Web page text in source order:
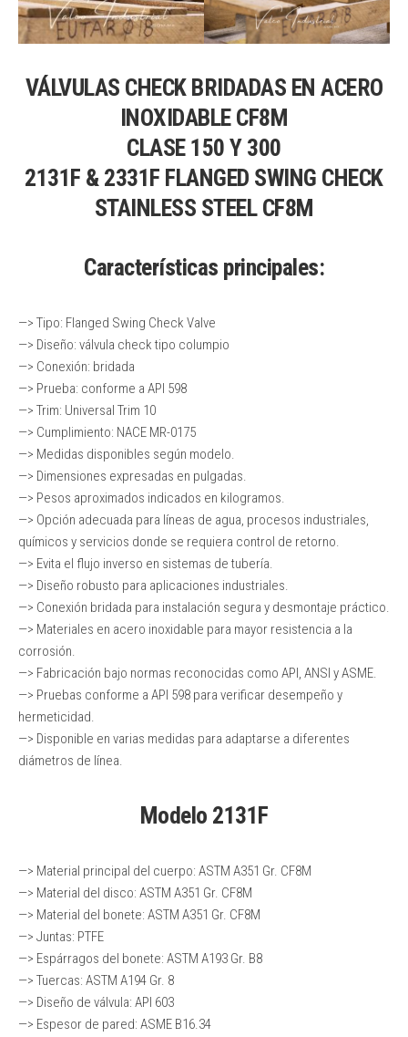
VÁLVULAS CHECK BRIDADAS EN ACERO
INOXIDABLE CF8M
CLASE 150 Y 300
2131F & 2331F FLANGED SWING CHECK
STAINLESS STEEL CF8M
Características principales:
—> Tipo: Flanged Swing Check Valve
—> Diseño: válvula check tipo columpio
—> Conexión: bridada
—> Prueba: conforme a API 598
—> Trim: Universal Trim 10
—> Cumplimiento: NACE MR-0175
—> Medidas disponibles según modelo.
—> Dimensiones expresadas en pulgadas.
—> Pesos aproximados indicados en kilogramos.
—> Opción adecuada para líneas de agua, procesos industriales,
químicos y servicios donde se requiera control de retorno.
—> Evita el flujo inverso en sistemas de tubería.
—> Diseño robusto para aplicaciones industriales.
—> Conexión bridada para instalación segura y desmontaje práctico.
—> Materiales en acero inoxidable para mayor resistencia a la
corrosión.
—> Fabricación bajo normas reconocidas como API, ANSI y ASME.
—> Pruebas conforme a API 598 para verificar desempeño y
hermeticidad.
—> Disponible en varias medidas para adaptarse a diferentes
diámetros de línea.
Modelo 2131F
—> Material principal del cuerpo: ASTM A351 Gr. CF8M
—> Material del disco: ASTM A351 Gr. CF8M
—> Material del bonete: ASTM A351 Gr. CF8M
—> Juntas: PTFE
—> Espárragos del bonete: ASTM A193 Gr. B8
—> Tuercas: ASTM A194 Gr. 8
—> Diseño de válvula: API 603
—> Espesor de pared: ASME B16.34